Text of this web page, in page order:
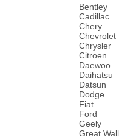
Bentley
Cadillac
Chery
Chevrolet
Chrysler
Citroen
Daewoo
Daihatsu
Datsun
Dodge
Fiat
Ford
Geely
Great Wall